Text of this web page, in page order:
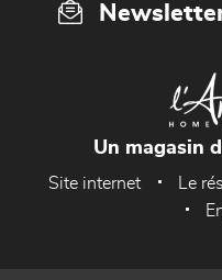
Un magasin
Site internet Le